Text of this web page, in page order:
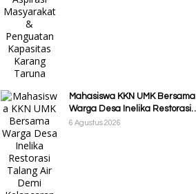
Mahasiswa KKN UMK Bersama
Warga Desa Inelika Restorasi
Talang Air Demi Kelancaran
6 Agustus 2026